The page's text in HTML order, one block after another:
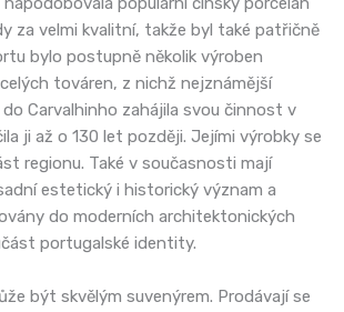
za velmi kvalitní, takže byl také patřičně
bylo postupně několik výroben
továren, z nichž nejznámější
do Carvalhinho zahájila svou činnost v
ji až o 130 let později. Jejími výrobky se
regionu. Také v současnosti mají
estetický i historický význam a
do moderních architektonických
portugalské identity.
být skvělým suvenýrem. Prodávají se